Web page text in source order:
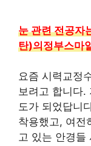
눈 관련 전공자
탄)의정부스마
요즘 시력교정
보려고 합니다.
도가 되었답니
착용했고, 여전
고 있는 안경들